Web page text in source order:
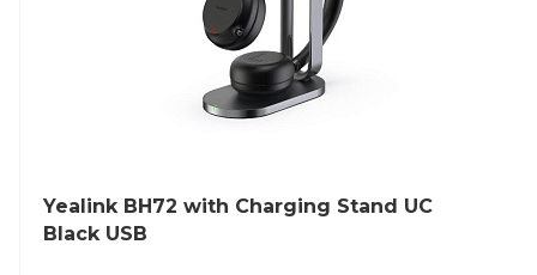
Yealink BH72 with Charging Stand UC
Black USB